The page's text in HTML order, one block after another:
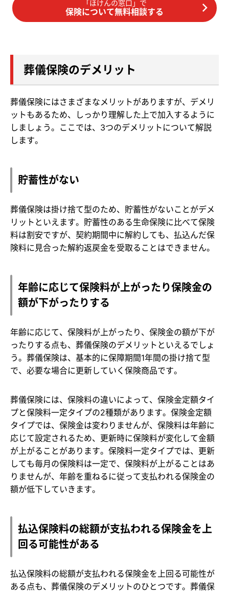
「ほけんの窓口」で
保険について無料相談する
葬儀保険のデメリット
葬儀保険にはさまざまなメリットがありますが、デメリ
ットもあるため、しっかり理解した上で加入するように
しましょう。ここでは、3つのデメリットについて解説
します。
貯蓄性がない
葬儀保険は掛け捨て型のため、貯蓄性がないことがデメ
リットといえます。貯蓄性のある生命保険に比べて保険
料は割安ですが、契約期間中に解約しても、払込んだ保
険料に見合った解約返戻金を受取ることはできません。
年齢に応じて保険料が上がったり保険金の
額が下がったりする
年齢に応じて、保険料が上がったり、保険金の額が下が
ったりする点も、葬儀保険のデメリットといえるでしょ
う。葬儀保険は、基本的に保障期間1年間の掛け捨て型
で、必要な場合に更新していく保険商品です。
葬儀保険には、保険料の違いによって、保険金定額タイ
プと保険料一定タイプの2種類があります。保険金定額
タイプでは、保険金は変わりませんが、保険料は年齢に
応じて設定されるため、更新時に保険料が変化して金額
が上がることがあります。保険料一定タイプでは、更新
しても毎月の保険料は一定で、保険料が上がることはあ
りませんが、年齢を重ねるに従って支払われる保険金の
額が低下していきます。
払込保険料の総額が支払われる保険金を上
回る可能性がある
払込保険料の総額が支払われる保険金を上回る可能性が
ある点も、葬儀保険のデメリットのひとつです。葬儀保